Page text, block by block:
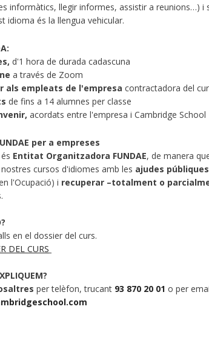
informàtics, llegir informes, assistir a reunions…) i
idioma és la llengua vehicular.
d'1 hora de durada cadascuna
a través de Zoom
als empleats de l'empresa contractadora del
de fins a 14 alumnes per classe
acordats entre l'empresa i Cambridge School
per a empreses
Entitat Organitzadora FUNDAE, de manera
cursos d'idiomes amb les ajudes públiques
l'Ocupació) i recuperar –totalment o
en el dossier del curs.
DEL CURS
per telèfon, trucant 93 870 20 01 o per